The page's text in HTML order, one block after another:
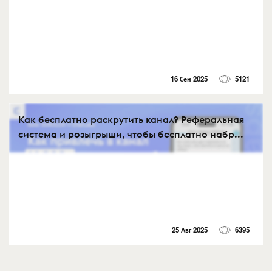
16 Сен 2025 5121
Как бесплатно раскрутить канал? Реферальная
система и розыгрыши, чтобы бесплатно набр...
25 Авг 2025 6395